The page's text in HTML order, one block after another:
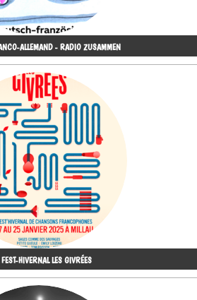
ALLEMAND - RADIO ZUSAMMEN
FEST-HIVERNAL LES GIVRÉES